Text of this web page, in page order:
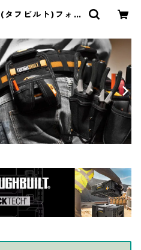
フビルト)フォー